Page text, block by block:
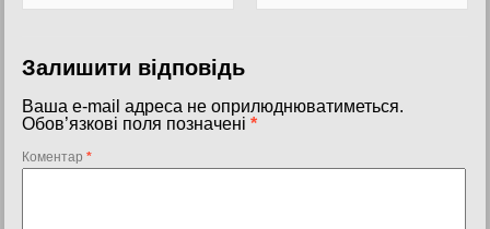
Залишити відповідь
Ваша e-mail адреса не оприлюднюватиметься.
Обов’язкові поля позначені *
Коментар *